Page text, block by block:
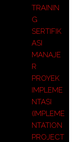
TRAININ
G
SERTIFIK
ASI
MANAJE
R
PROYEK
IMPLEME
NTASI
(IMPLEME
NTATION
PROJECT